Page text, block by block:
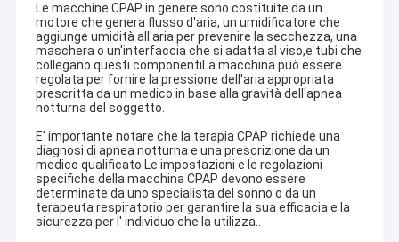
Le macchine CPAP in genere sono costituite da un
motore che genera flusso d'aria, un umidificatore che
aggiunge umidità all'aria per prevenire la secchezza, una
maschera o un'interfaccia che si adatta al viso,e tubi che
collegano questi componentiLa macchina può essere
regolata per fornire la pressione dell'aria appropriata
prescritta da un medico in base alla gravità dell'apnea
notturna del soggetto.
E' importante notare che la terapia CPAP richiede una
diagnosi di apnea notturna e una prescrizione da un
medico qualificato.Le impostazioni e le regolazioni
specifiche della macchina CPAP devono essere
determinate da uno specialista del sonno o da un
terapeuta respiratorio per garantire la sua efficacia e la
sicurezza per l' individuo che la utilizza..